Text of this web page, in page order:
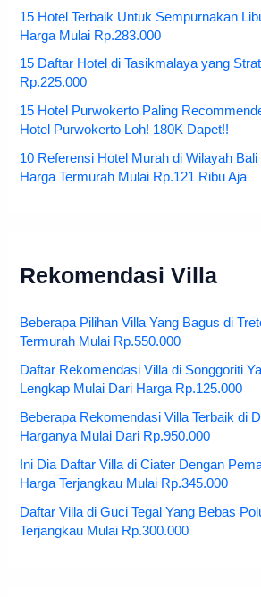
15 Hotel Terbaik Untuk Sempurnakan
Harga Mulai Rp.283.000
15 Daftar Hotel di Tasikmalaya yang
Rp.225.000
15 Hotel Purwokerto Paling
Hotel Purwokerto Loh! 180K Dapet!!
10 Referensi Hotel Murah di Wilayah
Harga Termurah Mulai Rp.121 Ribu Aja
Rekomendasi Villa
Beberapa Pilihan Villa Yang Bagus di
Termurah Mulai Rp.550.000
Daftar Rekomendasi Villa di Songgoriti
Lengkap Mulai Dari Harga Rp.125.000
Beberapa Rekomendasi Villa Terbaik di
Harganya Mulai Dari Rp.950.000
Ini Dia Daftar Villa di Ciater Dengan
Harga Terjangkau Mulai Rp.345.000
Daftar Villa di Guci Tegal Yang Bebas
Terjangkau Mulai Rp.300.000